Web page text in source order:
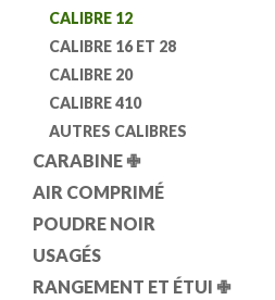
CALIBRE 12
CALIBRE 16 ET 28
CALIBRE 20
CALIBRE 410
AUTRES CALIBRES
CARABINE ✙
AIR COMPRIMÉ
POUDRE NOIR
USAGÉS
RANGEMENT ET ÉTUI ✙